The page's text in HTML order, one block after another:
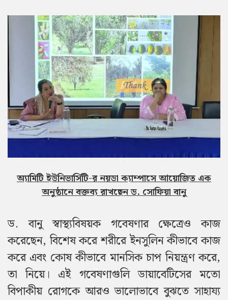
অ্যামিটি ইউনিভার্সিটি-র নয়ডা ক্যাম্পাসে আয়োজিত এক
অনুষ্ঠানে বক্তব্য রাখছেন ড. সোফিয়া বানু
ড. বানু স্বাস্থ্যবিষয়ক গবেষণার ক্ষেত্রেও কাজ
করেছেন, বিশেষ করে শরীরে ইনসুলিন কীভাবে কাজ
করে এবং কোষ কীভাবে মানসিক চাপ নিয়ন্ত্রণ করে,
তা নিয়ে। এই গবেষণাগুলি ডায়াবেটিসের মতো
বিপাকীয় রোগকে আরও ভালোভাবে বুঝতে সাহায্য